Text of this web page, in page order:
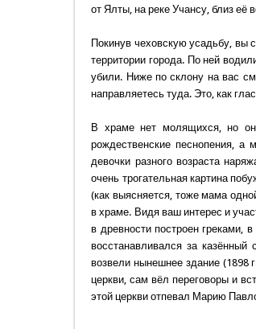
от Ялты, на реке Учансу, близ её
Покинув чеховскую усадьбу, вы
территории города. По ней
убили. Ниже по склону на вас
направляетесь туда. Это, как
В храме нет молящихся, но
рождественские песнопения,
девочки разного возраста
очень трогательная картина
(как выясняется, тоже мама
в храме. Видя ваш интерес и
в древности построен греками,
восстанавливался за
возвели нынешнее здание (1898
церкви, сам вёл переговоры и
этой церкви отпевал Марию